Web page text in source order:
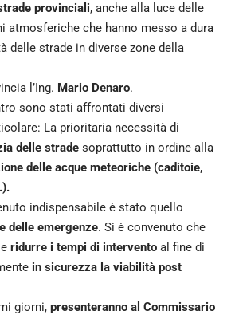
provinciali, anche alla luce delle
atmosferiche che hanno messo a dura
delle strade in diverse zone della
l’Ing. Mario Denaro.
sono stati affrontati diversi
La prioritaria necessità di
delle strade soprattutto in ordine alla
delle acque meteoriche (caditoie,
indispensabile è stato quello
delle emergenze. Si è convenuto che
ridurre i tempi di intervento al fine di
in sicurezza la viabilità post
giorni, presenteranno al Commissario